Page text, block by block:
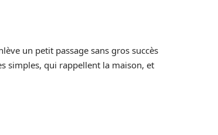
un petit passage sans gros succès
simples, qui rappellent la maison, et